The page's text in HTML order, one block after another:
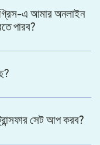
গ্রিস-এ আমার অনলাইন
পারব?
সেট আপ করব?